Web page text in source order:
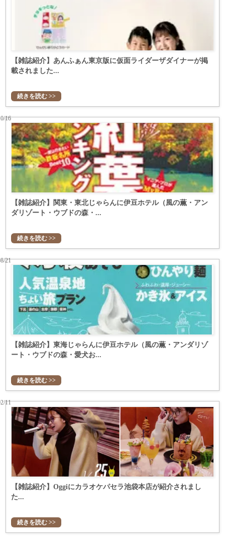
【雑誌紹介】あんふぁん東京版に仮面ライダーザダイナーが掲
載されました...
続きを読む >>
【雑誌紹介】関東・東北じゃらんに伊豆ホテル（風の薫・アン
ダリゾート・ウブドの森・...
16
続きを読む >>
【雑誌紹介】東海じゃらんに伊豆ホテル（風の薫・アンダリゾ
ート・ウブドの森・愛犬お...
21
続きを読む >>
【雑誌紹介】Oggiにカラオケパセラ池袋本店が紹介されまし
た...
11
続きを読む >>